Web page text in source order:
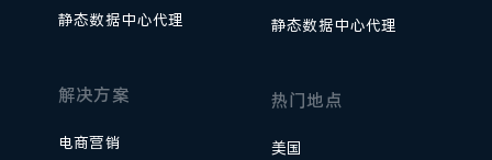
静态数据中心代理
静态数据中心代理
解决方案
电商营销
热门地点
美国